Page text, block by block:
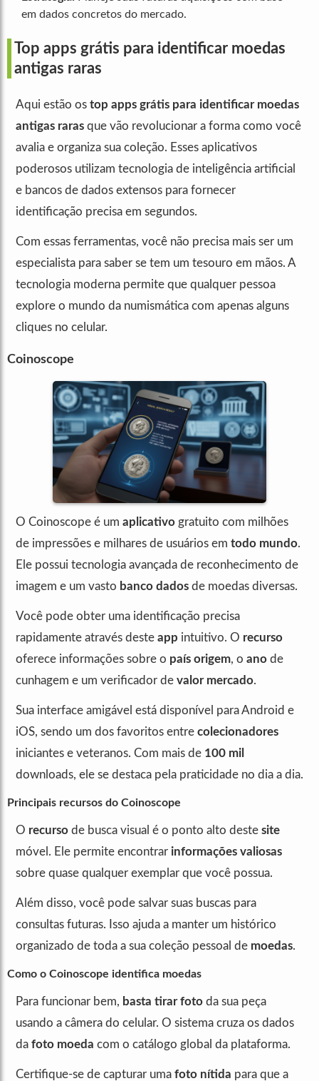
em dados concretos do mercado.
Top apps grátis para identificar moedas
antigas raras
Aqui estão os top apps grátis para identificar moedas
antigas raras que vão revolucionar a forma como você
avalia e organiza sua coleção. Esses aplicativos
poderosos utilizam tecnologia de inteligência artificial
e bancos de dados extensos para fornecer
identificação precisa em segundos.
Com essas ferramentas, você não precisa mais ser um
especialista para saber se tem um tesouro em mãos. A
tecnologia moderna permite que qualquer pessoa
explore o mundo da numismática com apenas alguns
cliques no celular.
Coinoscope
O Coinoscope é um aplicativo gratuito com milhões
de impressões e milhares de usuários em todo mundo.
Ele possui tecnologia avançada de reconhecimento de
imagem e um vasto banco dados de moedas diversas.
Você pode obter uma identificação precisa
rapidamente através deste app intuitivo. O recurso
oferece informações sobre o país origem, o ano de
cunhagem e um verificador de valor mercado.
Sua interface amigável está disponível para Android e
iOS, sendo um dos favoritos entre colecionadores
iniciantes e veteranos. Com mais de 100 mil
downloads, ele se destaca pela praticidade no dia a dia.
Principais recursos do Coinoscope
O recurso de busca visual é o ponto alto deste site
móvel. Ele permite encontrar informações valiosas
sobre quase qualquer exemplar que você possua.
Além disso, você pode salvar suas buscas para
consultas futuras. Isso ajuda a manter um histórico
organizado de toda a sua coleção pessoal de moedas.
Como o Coinoscope identifica moedas
Para funcionar bem, basta tirar foto da sua peça
usando a câmera do celular. O sistema cruza os dados
da foto moeda com o catálogo global da plataforma.
Certifique-se de capturar uma foto nítida para que a